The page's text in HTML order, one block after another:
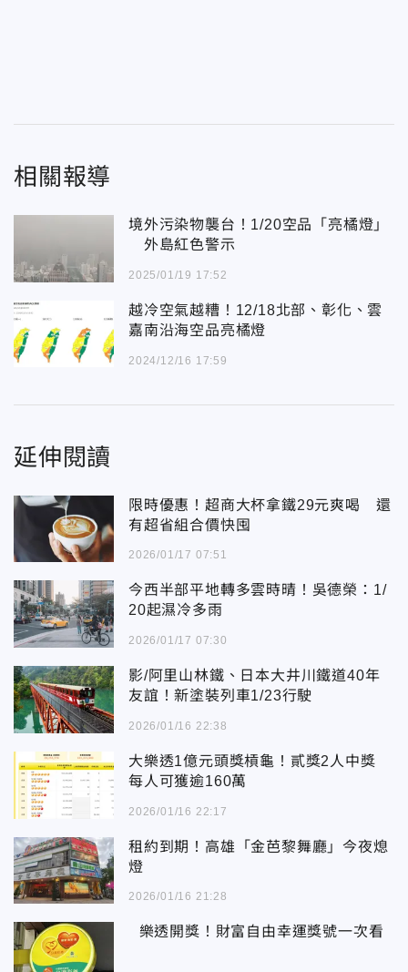
相關報導
境外污染物襲台！1/20空品「亮橘燈」
外島紅色警示
2025/01/19 17:52
越冷空氣越糟！12/18北部、彰化、雲
嘉南沿海空品亮橘燈
2024/12/16 17:59
延伸閱讀
限時優惠！超商大杯拿鐵29元爽喝 還
有超省組合價快囤
2026/01/17 07:51
今西半部平地轉多雲時晴！吳德榮：1/
20起濕冷多雨
2026/01/17 07:30
影/阿里山林鐵、日本大井川鐵道40年
友誼！新塗裝列車1/23行駛
2026/01/16 22:38
大樂透1億元頭獎槓龜！貳獎2人中獎
每人可獲逾160萬
2026/01/16 22:17
租約到期！高雄「金芭黎舞廳」今夜熄
燈
2026/01/16 21:28
樂透開獎！財富自由幸運獎號一次看